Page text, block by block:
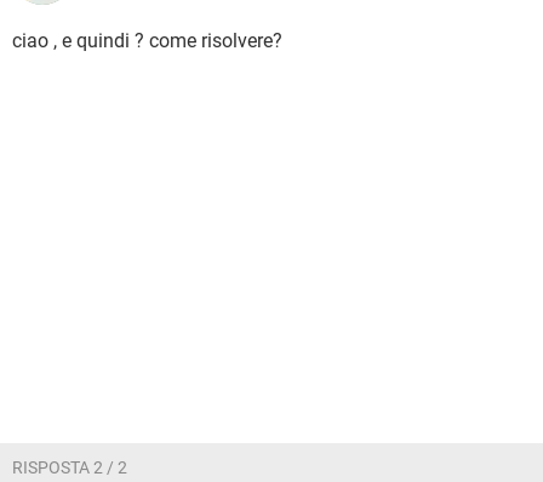
ciao , e quindi ? come risolvere?
RISPOSTA 2 / 2